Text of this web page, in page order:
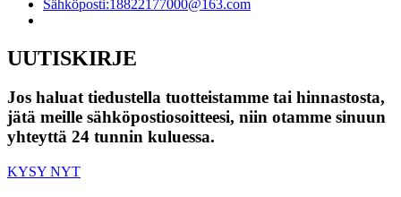
Sähköposti:18822177000@163.com
UUTISKIRJE
Jos haluat tiedustella tuotteistamme tai hinnastosta,
jätä meille sähköpostiosoitteesi, niin otamme sinuun
yhteyttä 24 tunnin kuluessa.
KYSY NYT